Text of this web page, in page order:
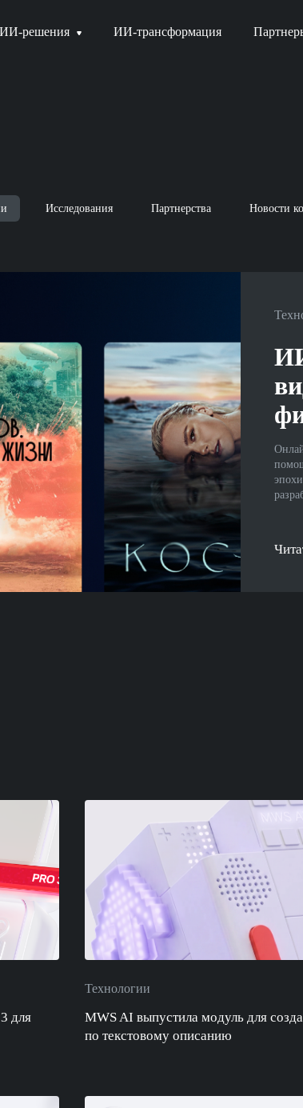
ИИ-решения ИИ-трансформация
Исследования Партнерства Новости
для
Технологии
MWS AI выпустила модуль для
по текстовому описанию